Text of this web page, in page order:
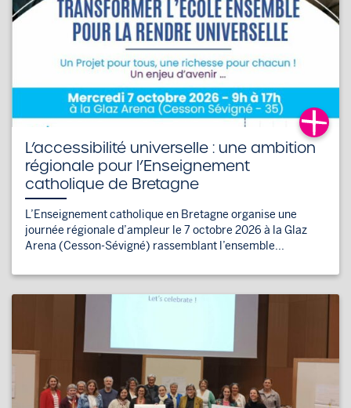
L’accessibilité universelle : une ambition
régionale pour l’Enseignement
catholique de Bretagne
L’Enseignement catholique en Bretagne organise une
journée régionale d’ampleur le 7 octobre 2026 à la Glaz
Arena (Cesson-Sévigné) rassemblant l’ensemble...